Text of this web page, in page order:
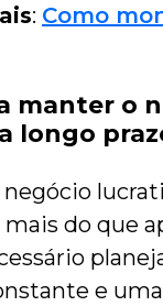
: Como
manter o
longo
do que
e